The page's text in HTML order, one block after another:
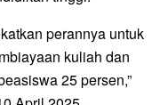
perannya untuk
kuliah dan
25 persen,”